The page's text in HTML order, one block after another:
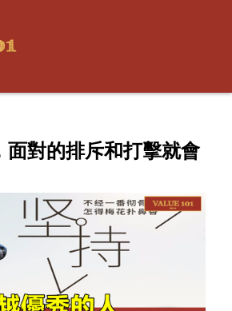
面對的排斥和打擊就會